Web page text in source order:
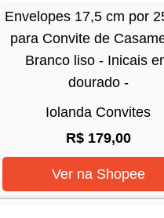
Envelopes 17,5 cm por
para Convite de
Branco liso - Inicais
dourado -
Iolanda Convites
R$ 179,00
Ver na Shopee